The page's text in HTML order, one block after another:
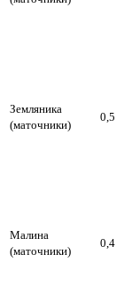
Земляника
(маточники)
0,5
Малина
(маточники)
0,4